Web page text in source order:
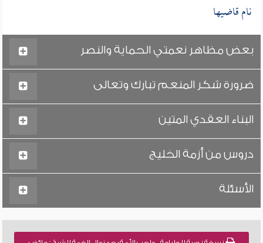
نام قاضيها
بعض مظاهر نعمتي الحماية والنصر
ضرورة شكر المنعم تبارك وتعالى
البناء العقدي المتين
دروس من أزمة الخليج
الأسئلة